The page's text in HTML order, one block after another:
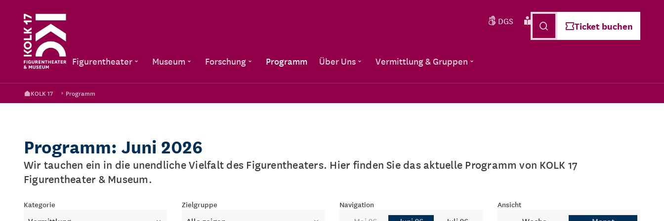
Figurentheater Museum Forschung Programm Über Uns Vermittlung & Gruppen
DGS Leichte Sprache Deutsch
Ticket buchen
KOLK 17 Programm
Programm: Juni 2026
Wir tauchen ein in die unendliche Vielfalt des Figurentheaters. Hier finden Sie das aktuelle Programm von KOLK 17
Figurentheater & Museum.
Kategorie Zielgruppe Navigation Ansicht